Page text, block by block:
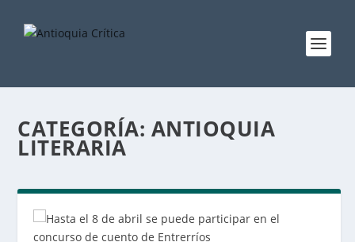
CATEGORÍA: ANTIOQUIA
LITERARIA